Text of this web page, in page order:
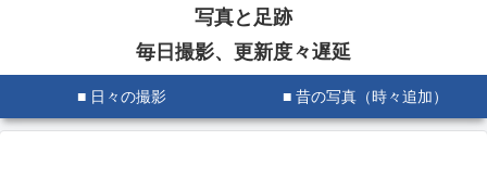
写真と足跡
毎日撮影、更新度々遅延
■ 日々の撮影 ■ 昔の写真（時々追加）